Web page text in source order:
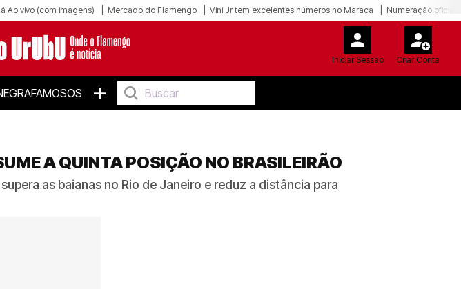
Ao vivo (com imagens) Mercado do Flamengo Vini Jr tem excelentes números no Maraca Numeração oficial
Iniciar Sessão Criar Conta
FAMOSOS +
A QUINTA POSIÇÃO NO BRASILEIRÃO
as baianas no Rio de Janeiro e reduz a distância para